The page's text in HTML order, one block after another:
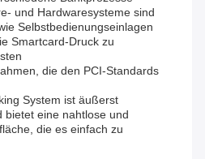
und Hardwaresysteme sind
Selbstbedienungseinlagen
Smartcard-Druck zu
die den PCI-Standards
System ist äußerst
bietet eine nahtlose und
die es einfach zu